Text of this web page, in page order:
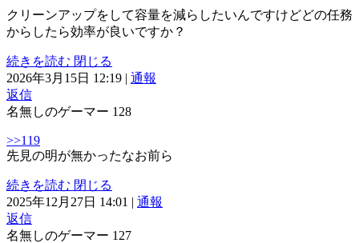
クリーンアップをして容量を減らしたいんですけどどの任務
からしたら効率が良いですか？
続きを読む 閉じる
2026年3月15日 12:19 | 通報
返信
名無しのゲーマー 128
>>119
先見の明が無かったなお前ら
続きを読む 閉じる
2025年12月27日 14:01 | 通報
返信
名無しのゲーマー 127